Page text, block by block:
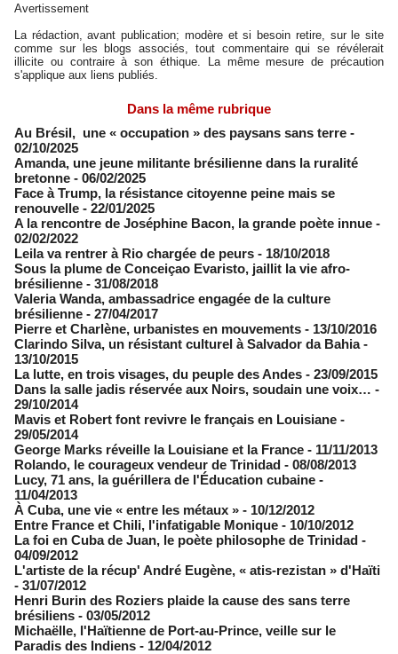
Avertissement
La rédaction, avant publication; modère et si besoin retire, sur le site
comme sur les blogs associés, tout commentaire qui se révélerait
illicite ou contraire à son éthique. La même mesure de précaution
s'applique aux liens publiés.
Dans la même rubrique
Au Brésil, une « occupation » des paysans sans terre -
02/10/2025
Amanda, une jeune militante brésilienne ­dans la ruralité
bretonne - 06/02/2025
Face à Trump, la résistance citoyenne peine mais se
renouvelle - 22/01/2025
A la rencontre de Joséphine Bacon, la grande poète innue -
02/02/2022
Leila va rentrer à Rio chargée de peurs - 18/10/2018
Sous la plume de Conceiçao Evaristo, jaillit la vie afro-
brésilienne - 31/08/2018
Valeria Wanda, ambassadrice engagée de la culture
brésilienne - 27/04/2017
Pierre et Charlène, urbanistes en mouvements - 13/10/2016
Clarindo Silva, un résistant culturel à Salvador da Bahia -
13/10/2015
La lutte, en trois visages, du peuple des Andes - 23/09/2015
Dans la salle jadis réservée aux Noirs, soudain une voix… -
29/10/2014
Mavis et Robert font revivre le français en Louisiane -
29/05/2014
George Marks réveille la Louisiane et la France - 11/11/2013
Rolando, le courageux vendeur de Trinidad - 08/08/2013
Lucy, 71 ans, la guérillera de l'Éducation cubaine -
11/04/2013
À Cuba, une vie « entre les métaux » - 10/12/2012
Entre France et Chili, l'infatigable Monique - 10/10/2012
La foi en Cuba de Juan, le poète philosophe de Trinidad -
04/09/2012
L'artiste de la récup' André Eugène, « atis-rezistan » d'Haïti
- 31/07/2012
Henri Burin des Roziers plaide la cause des sans terre
brésiliens - 03/05/2012
Michaëlle, l'Haïtienne de Port-au-Prince, veille sur le
Paradis des Indiens - 12/04/2012